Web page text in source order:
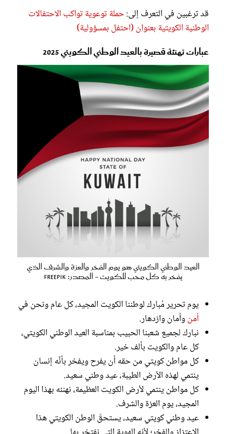
قد ترغبين في التعرف إلى:حملة توعوية تواكب الاحتفالات
الوطنية الكويتية بعنوان (احتفل بمسؤولية)
عبارات تهنئة قصيرة بالعيد الوطني الكويتي 2025
العيد الوطني الكويتي هو يوم الفخر والعزة والشرف الذي
يفخر به كل محب للكويت - المصدر: freepik
يوم تحرير مُبارك لوطننا الكويت المجيد، كل عام ونحن في
أمنوأمان وازدهار.
نبارك لجميع شعبنا الحبيب بمناسبة العيد الوطني الكويتي،
كل عام والكويت بألف خير.
كل مواطن كويتي من حقه أن يفرح ويفخر بأنَّه إنسان
ينتمي لهذه الأرض الطيبة، عيد وطني سعيد.
كل مواطن ينتمي لأرض الكويت العظيمة، نهنئه بهذا اليوم
المجيد، يوم العزة والشرف.
عيد وطني كويتي سعيد، يستحقّ الوطن الكويتي هذا